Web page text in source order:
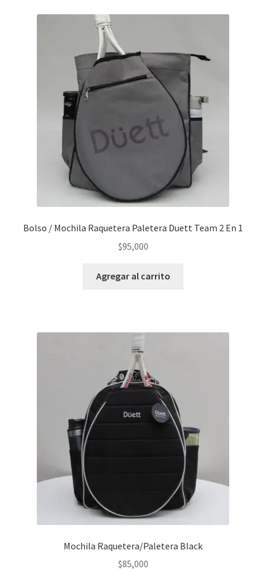
Bolso / Mochila Raquetera Paletera Duett Team 2 En 1
$95,000
Agregar al carrito
Mochila Raquetera/Paletera Black
$85,000